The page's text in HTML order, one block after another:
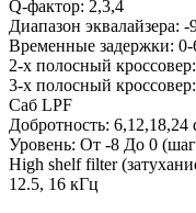
Q-фактор: 2,3,4
Диапазон эквалайзера:
Временные задержки:
2-х полосный
3-х полосный
Саб LPF
Добротность: 6,12,18,24
Уровень: От -8 До 0
High shelf filter
12.5, 16 кГц